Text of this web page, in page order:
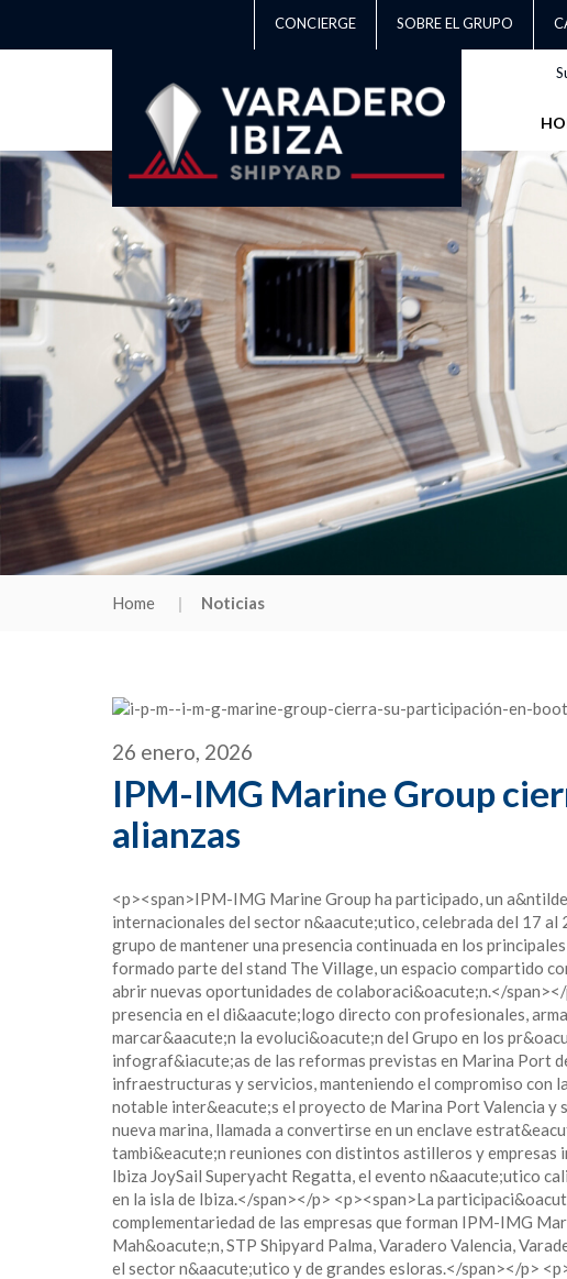
CONCIERGE SOBRE EL GRUPO
Home Noticias
26 enero, 2026
IPM-IMG Marine Group
alianzas
<p><span>IPM-IMG Marine Group ha participado, un
internacionales del sector n&aacute;utico, celebrada del 17
grupo de mantener una presencia continuada en los
formado parte del stand The Village, un espacio compartido
abrir nuevas oportunidades de colaboraci&oacute;n.</
presencia en el di&aacute;logo directo con profesionales,
marcar&aacute;n la evoluci&oacute;n del Grupo en los
infograf&iacute;as de las reformas previstas en Marina Port
infraestructuras y servicios, manteniendo el compromiso con
notable inter&eacute;s el proyecto de Marina Port Valencia y
nueva marina, llamada a convertirse en un enclave
tambi&eacute;n reuniones con distintos astilleros y
Ibiza JoySail Superyacht Regatta, el evento n&aacute;utico
en la isla de Ibiza.</span></p> <p><span>La
complementariedad de las empresas que forman IPM-IMG
Mah&oacute;n, STP Shipyard Palma, Varadero Valencia,
el sector n&aacute;utico y de grandes esloras.</span></p>